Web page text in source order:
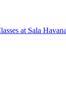
at Sala Havana